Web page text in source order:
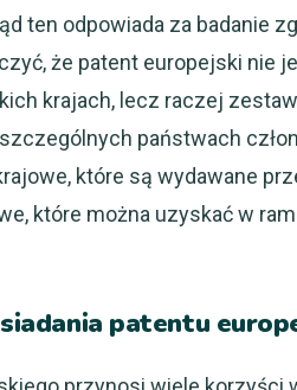
ten odpowiada za badanie
że patent europejski nie
krajach, lecz raczej
państwach
które są wydawane
które można uzyskać w
patentu